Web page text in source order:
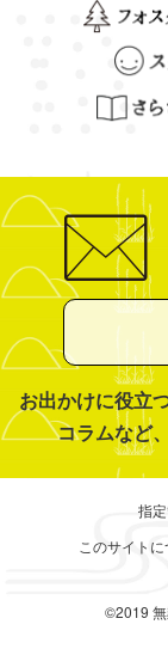
お出かけに役立
コラムなど
指
このサイト
©2019 無